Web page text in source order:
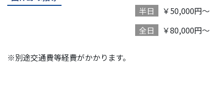
半日
￥50,000円～
全日
￥80,000円～
※別途交通費等経費がかかります。